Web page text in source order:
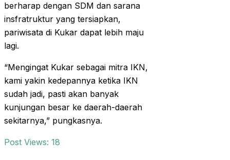
berharap dengan SDM dan sarana
insfratruktur yang tersiapkan,
pariwisata di Kukar dapat lebih maju
lagi.
“Mengingat Kukar sebagai mitra IKN,
kami yakin kedepannya ketika IKN
sudah jadi, pasti akan banyak
kunjungan besar ke daerah-daerah
sekitarnya,” pungkasnya.
Post Views: 18